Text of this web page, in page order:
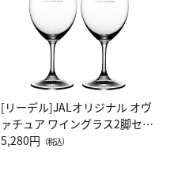
[リーデル]JALオリジナル オヴ
ァチュア ワイングラス2脚セッ
ト（レッドワイン）
5,280円 （税込）